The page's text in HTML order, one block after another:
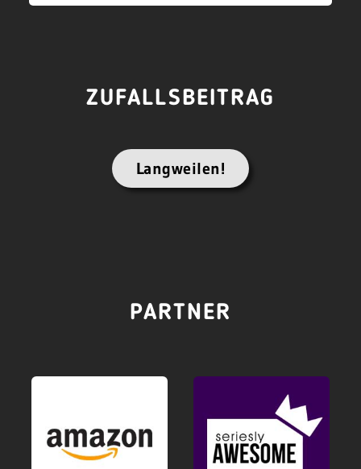
ZUFALLSBEITRAG
Langweilen!
PARTNER